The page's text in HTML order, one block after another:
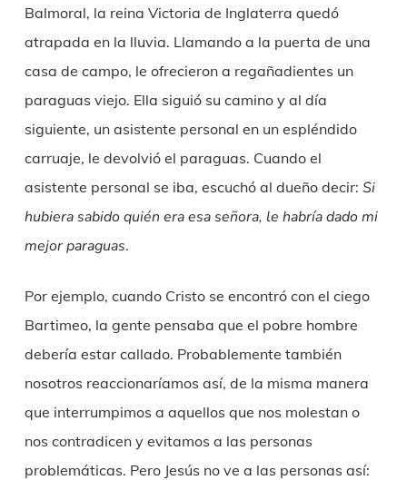
Balmoral, la reina Victoria de Inglaterra quedó
atrapada en la lluvia. Llamando a la puerta de una
casa de campo, le ofrecieron a regañadientes un
paraguas viejo. Ella siguió su camino y al día
siguiente, un asistente personal en un espléndido
carruaje, le devolvió el paraguas. Cuando el
asistente personal se iba, escuchó al dueño decir: Si
hubiera sabido quién era esa señora, le habría dado mi
mejor paraguas.
Por ejemplo, cuando Cristo se encontró con el ciego
Bartimeo, la gente pensaba que el pobre hombre
debería estar callado. Probablemente también
nosotros reaccionaríamos así, de la misma manera
que interrumpimos a aquellos que nos molestan o
nos contradicen y evitamos a las personas
problemáticas. Pero Jesús no ve a las personas así: